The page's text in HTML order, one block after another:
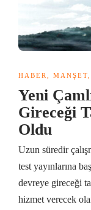
HABER MANŞET
Yeni
Gireceği
Oldu
Uzun süredir
test yayınlarına
devreye gireceği
hizmet verecek